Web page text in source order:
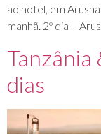
ao hotel, em
manhã. 2º dia –
Tanzânia
dias